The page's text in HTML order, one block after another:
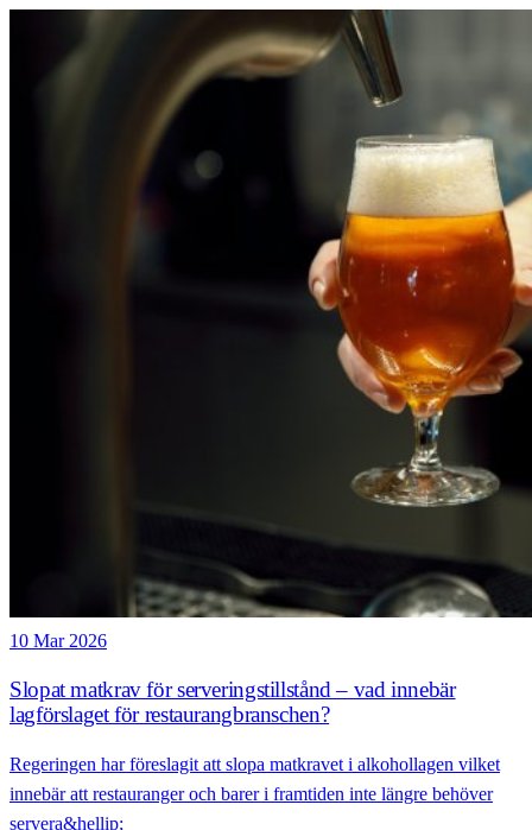
10 Mar 2026
Slopat matkrav för serveringstillstånd – vad innebär
lagförslaget för restaurangbranschen?
Regeringen har föreslagit att slopa matkravet i alkohollagen vilket
innebär att restauranger och barer i framtiden inte längre behöver
servera&hellip;